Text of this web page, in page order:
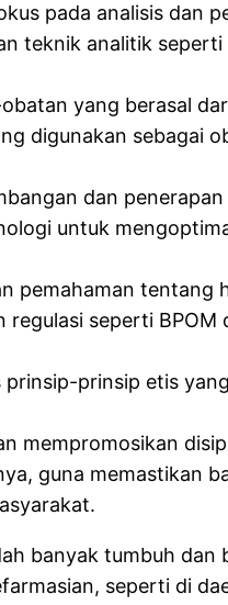
pada analisis dan
teknik analitik
yang berasal
digunakan sebagai
dan
untuk
pemahaman
seperti BPOM
prinsip-prinsip etis
mempromosikan
guna memastikan
banyak tumbuh
seperti di